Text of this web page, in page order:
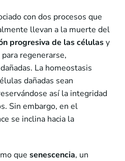
con dos procesos que
llevan a la muerte del
progresiva de las célulasy
regenerarse,
La homeostasis
dañadas sean
así la integridad
Sin embargo, en el
se inclina hacia la
que senescencia, un